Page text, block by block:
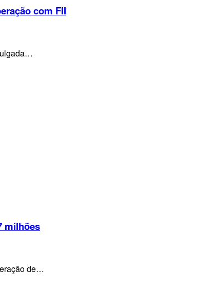
com FII
milhões
de…